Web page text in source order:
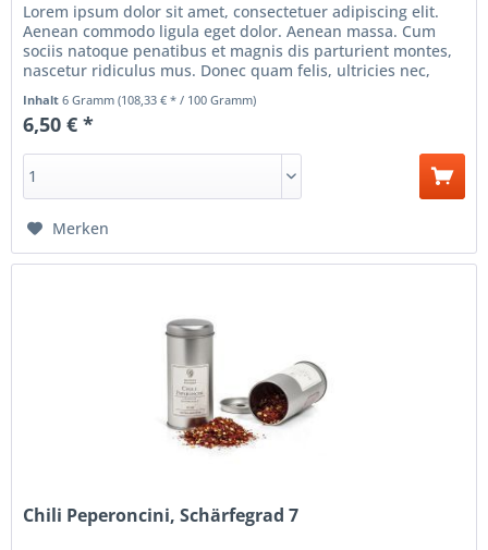
Lorem ipsum dolor sit amet, consectetuer adipiscing elit.
Aenean commodo ligula eget dolor. Aenean massa. Cum
sociis natoque penatibus et magnis dis parturient montes,
nascetur ridiculus mus. Donec quam felis, ultricies nec,
Inhalt6 Gramm(108,33 € * / 100 Gramm)
6,50 € *
Merken
Chili Peperoncini, Schärfegrad 7